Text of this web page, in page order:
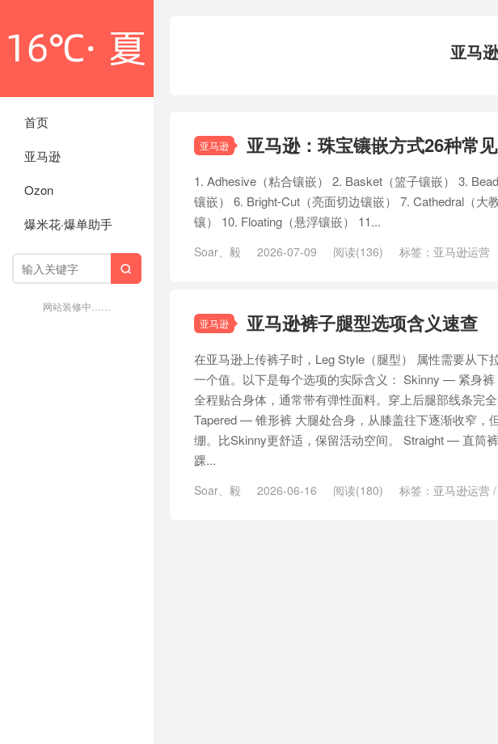
首页
亚马逊
Ozon
爆米花·爆单助手

网站装修中……
亚马
亚马逊 亚马逊：珠宝镶嵌方式26种常
1. Adhesive（粘合镶嵌） 2. Basket（篮子镶嵌） 3.
镶嵌） 6. Bright-Cut（亮面切边镶嵌） 7. Cathedral（
镶） 10. Floating（悬浮镶嵌） 11...
Soar、毅 2026-07-09 阅读(136) 标签： 亚马逊运营
亚马逊 亚马逊裤子腿型选项含义速查
在亚马逊上传裤子时，Leg Style（腿型） 属性需要从下
一个值。以下是每个选项的实际含义： Skinny — 紧身
全程贴合身体，通常带有弹性面料。穿上后腿部线条完全
Tapered — 锥形裤 大腿处合身，从膝盖往下逐渐收窄，
绷。比Skinny更舒适，保留活动空间。 Straight — 直筒
踝...
Soar、毅 2026-06-16 阅读(180) 标签： 亚马逊运营 /